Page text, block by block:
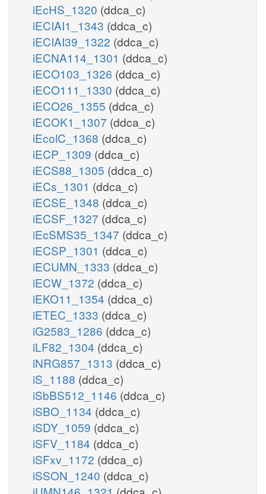
iEcHS_1320 (ddca_c)
iECIAI1_1343 (ddca_c)
iECIAI39_1322 (ddca_c)
iECNA114_1301 (ddca_c)
iECO103_1326 (ddca_c)
iECO111_1330 (ddca_c)
iECO26_1355 (ddca_c)
iECOK1_1307 (ddca_c)
iEcolC_1368 (ddca_c)
iECP_1309 (ddca_c)
iECS88_1305 (ddca_c)
iECs_1301 (ddca_c)
iECSE_1348 (ddca_c)
iECSF_1327 (ddca_c)
iEcSMS35_1347 (ddca_c)
iECSP_1301 (ddca_c)
iECUMN_1333 (ddca_c)
iECW_1372 (ddca_c)
iEKO11_1354 (ddca_c)
iETEC_1333 (ddca_c)
iG2583_1286 (ddca_c)
iLF82_1304 (ddca_c)
iNRG857_1313 (ddca_c)
iS_1188 (ddca_c)
iSbBS512_1146 (ddca_c)
iSBO_1134 (ddca_c)
iSDY_1059 (ddca_c)
iSFV_1184 (ddca_c)
iSFxv_1172 (ddca_c)
iSSON_1240 (ddca_c)